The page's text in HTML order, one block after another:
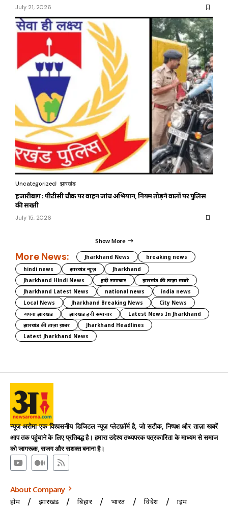
July 21, 2026
Uncategorized झारखंड
हजारीबाग : पीटीसी चौक पर वाहन जांच अभियान, नियम तोड़ने वालों पर पुलिस
की सख्ती
July 15, 2026
Show More
More News: Jharkhand News
breaking news
hindi news
झारखंड न्यूज़
Jharkhand
Jharkhand Hindi News
हिंदी समाचार
झारखंड की ताज़ा खबरें
Jharkhand Latest News
national news
india news
Local News
Jharkhand Breaking News
City News
अपना झारखंड
झारखंड हिंदी समाचार
Latest News In Jharkhand
झारखंड की ताज़ा ख़बर
Jharkhand Headlines
Latest Jharkhand News
न्यूज अरोमा एक विश्वसनीय डिजिटल न्यूज़ प्लेटफ़ॉर्म है, जो सटीक, निष्पक्ष और ताज़ा खबरें
आप तक पहुंचाने के लिए प्रतिबद्ध है। हमारा उद्देश्य तथ्यपरक पत्रकारिता के माध्यम से समाज
को जागरूक, सजग और सशक्त बनाना है।
About Company
होम झारखंड बिहार भारत विदेश क्राइम